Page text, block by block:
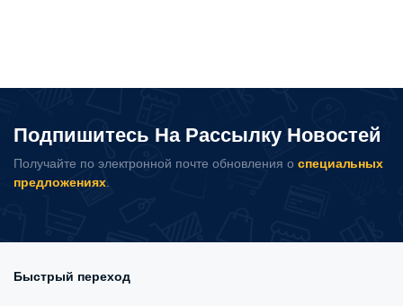
Подпишитесь На Рассылку Новостей
Получайте по электронной почте обновления о специальных
предложениях.
Быстрый переход